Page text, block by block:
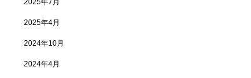
2025年7月
2025年4月
2024年10月
2024年4月